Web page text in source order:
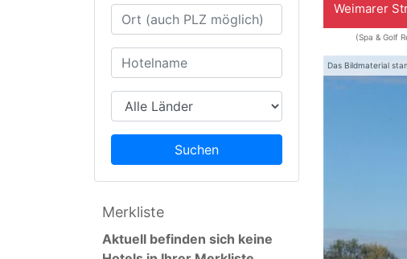
Suchen
Merkliste
Aktuell befinden sich keine
Weimarer
(Spa & Golf
Das Bildmaterial